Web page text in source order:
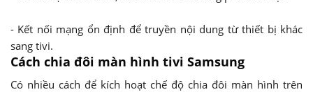
- Kết nối mạng ổn định để truyền nội dung từ thiết bị khác
sang tivi.
Cách chia đôi màn hình tivi Samsung
Có nhiều cách để kích hoạt chế độ chia đôi màn hình trên